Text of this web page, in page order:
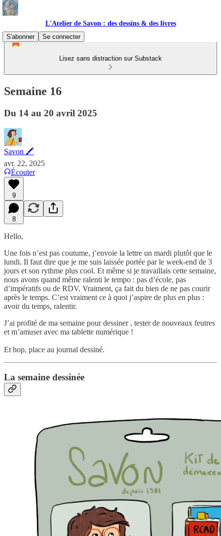
L'Atelier de Savon : des dessins & des livres
S'abonner
Se connecter
Lisez sans distraction sur Substack
Semaine 16
Du 14 au 20 avril 2025
Savon 🖍
avr. 22, 2025
Écouter
9
8
Hello,
Une fois n’est pas coutume, j’envoie la lettre un mardi plutôt que le
lundi. Il faut dire que je me suis laissée portée par le week-end de 3
jours et son rythme plus cool. Et même si je travaillais cette semaine,
nous avons quand même ralenti le tempo : pas d’école, pas
d’impératifs ou de RDV. Vraiment, ça fait du bien de ne pas courir
après le temps. C’est vraiment ce à quoi j’aspire de plus en plus :
avoir du temps, ralentir.
J’ai profité de ma semaine pour dessiner , tester de nouveaux feutres
et m’amuser avec ma tablette numérique !
Et hop, place au journal dessiné.
La semaine dessinée